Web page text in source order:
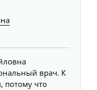
врач. К
потому что